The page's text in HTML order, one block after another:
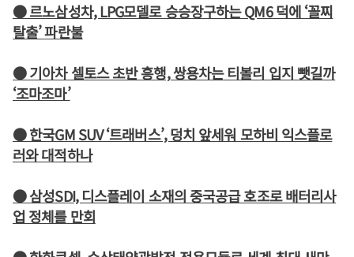
● 르노삼성차, LPG모델로 승승장구하는 QM6 덕에 ‘꼴찌
탈출’ 파란불
● 기아차 셀토스 초반 흥행, 쌍용차는 티볼리 입지 뺏길까
‘조마조마’
● 한국GM SUV ‘트래버스’, 덩치 앞세워 모하비 익스플로
러와 대적하나
● 삼성SDI, 디스플레이 소재의 중국공급 호조로 배터리사
업 정체를 만회